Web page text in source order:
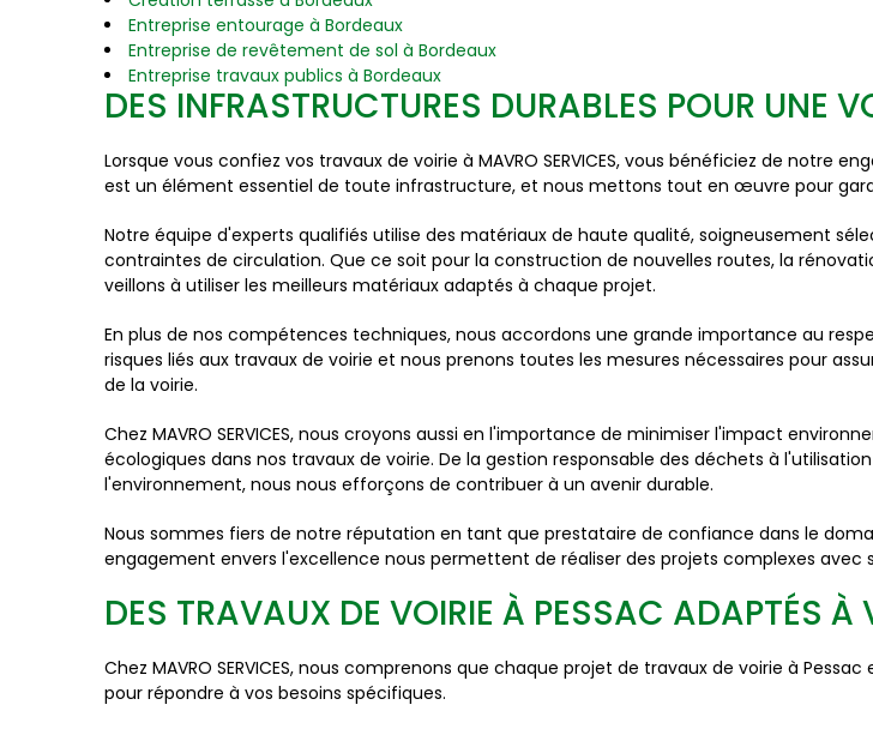
Entreprise entourage à Bordeaux
Entreprise de revêtement de sol à Bordeaux
Entreprise travaux publics à Bordeaux
DES INFRASTRUCTURES DURABLES POUR UNE
Lorsque vous confiez vos travaux de voirie à MAVRO SERVICES, vous bénéficiez de notre
est un élément essentiel de toute infrastructure, et nous mettons tout en œuvre pour
Notre équipe d'experts qualifiés utilise des matériaux de haute qualité, soigneusement
contraintes de circulation. Que ce soit pour la construction de nouvelles routes, la
veillons à utiliser les meilleurs matériaux adaptés à chaque projet.
En plus de nos compétences techniques, nous accordons une grande importance au
risques liés aux travaux de voirie et nous prenons toutes les mesures nécessaires pour
de la voirie.
Chez MAVRO SERVICES, nous croyons aussi en l'importance de minimiser l'impact
écologiques dans nos travaux de voirie. De la gestion responsable des déchets à
l'environnement, nous nous efforçons de contribuer à un avenir durable.
Nous sommes fiers de notre réputation en tant que prestataire de confiance dans le
engagement envers l'excellence nous permettent de réaliser des projets complexes avec
DES TRAVAUX DE VOIRIE À PESSAC ADAPTÉS À
Chez MAVRO SERVICES, nous comprenons que chaque projet de travaux de voirie à
pour répondre à vos besoins spécifiques.